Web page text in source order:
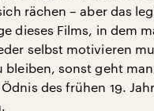
rächen – aber das
dieses Films, in dem
selbst motivieren
bleiben, sonst geht
des frühen 19.